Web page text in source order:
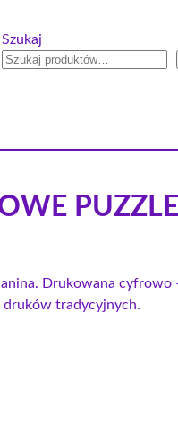
Szukaj
PUZZLE
Drukowana cyfrowo
tradycyjnych.